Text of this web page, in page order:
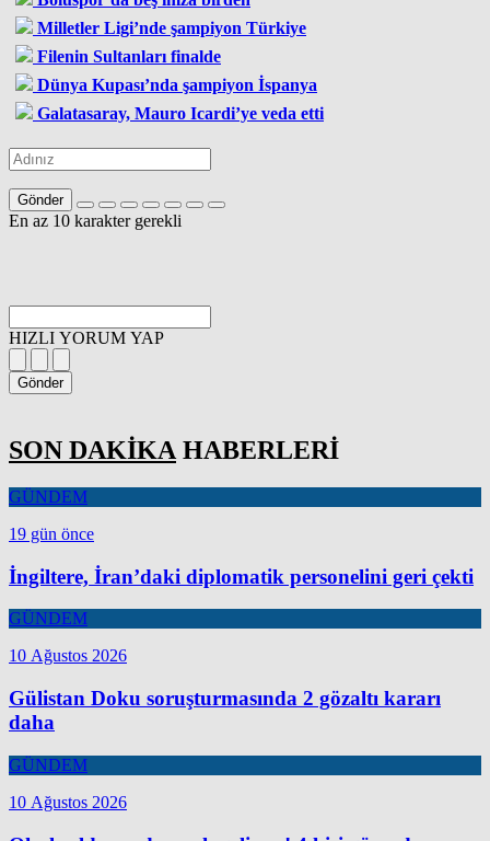
Milletler Ligi’nde şampiyon Türkiye
Filenin Sultanları finalde
Dünya Kupası’nda şampiyon İspanya
Galatasaray, Mauro Icardi’ye veda etti
Gönder
En az 10 karakter gerekli
HIZLI YORUM YAP
Gönder
SON DAKİKA HABERLERİ
GÜNDEM
19 gün önce
İngiltere, İran’daki diplomatik personelini geri çekti
GÜNDEM
10 Ağustos 2026
Gülistan Doku soruşturmasında 2 gözaltı kararı
daha
GÜNDEM
10 Ağustos 2026